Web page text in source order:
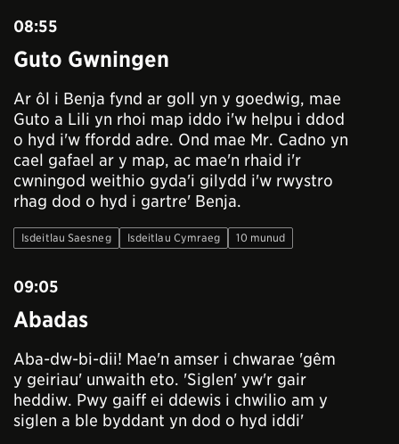
08:55
Guto Gwningen
Ar ôl i Benja fynd ar goll yn y goedwig, mae
Guto a Lili yn rhoi map iddo i'w helpu i ddod
o hyd i'w ffordd adre. Ond mae Mr. Cadno yn
cael gafael ar y map, ac mae'n rhaid i'r
cwningod weithio gyda'i gilydd i'w rwystro
rhag dod o hyd i gartre' Benja.
Isdeitlau Saesneg Isdeitlau Cymraeg 10 munud
09:05
Abadas
Aba-dw-bi-dii! Mae'n amser i chwarae 'gêm
y geiriau' unwaith eto. 'Siglen' yw'r gair
heddiw. Pwy gaiff ei ddewis i chwilio am y
siglen a ble byddant yn dod o hyd iddi'